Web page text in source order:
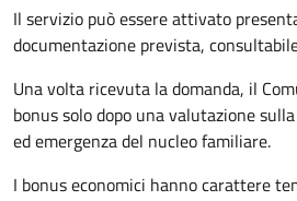
Il servizio può essere attivato
documentazione prevista,
Una volta ricevuta la domanda, il
bonus solo dopo una valutazione
ed emergenza del nucleo familiare.
I bonus economici hanno carattere